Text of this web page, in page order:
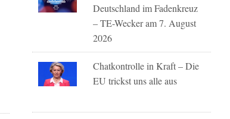
Deutschland im Fadenkreuz
– TE-Wecker am 7. August
2026
Chatkontrolle in Kraft – Die
EU trickst uns alle aus